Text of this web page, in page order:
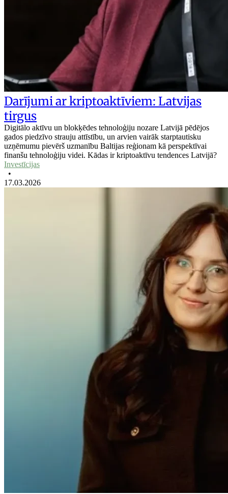
Darījumi ar kriptoaktīviem: Latvijas
tirgus
Digitālo aktīvu un blokķēdes tehnoloģiju nozare Latvijā pēdējos
gados piedzīvo strauju attīstību, un arvien vairāk starptautisku
uzņēmumu pievērš uzmanību Baltijas reģionam kā perspektīvai
finanšu tehnoloģiju videi. Kādas ir kriptoaktīvu tendences Latvijā?
Investīcijas
•
17.03.2026